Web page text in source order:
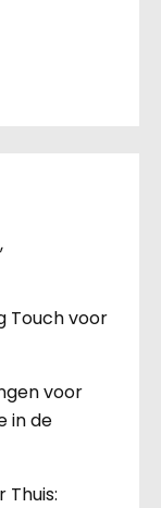
Touch voor
voor
in de
Thuis: